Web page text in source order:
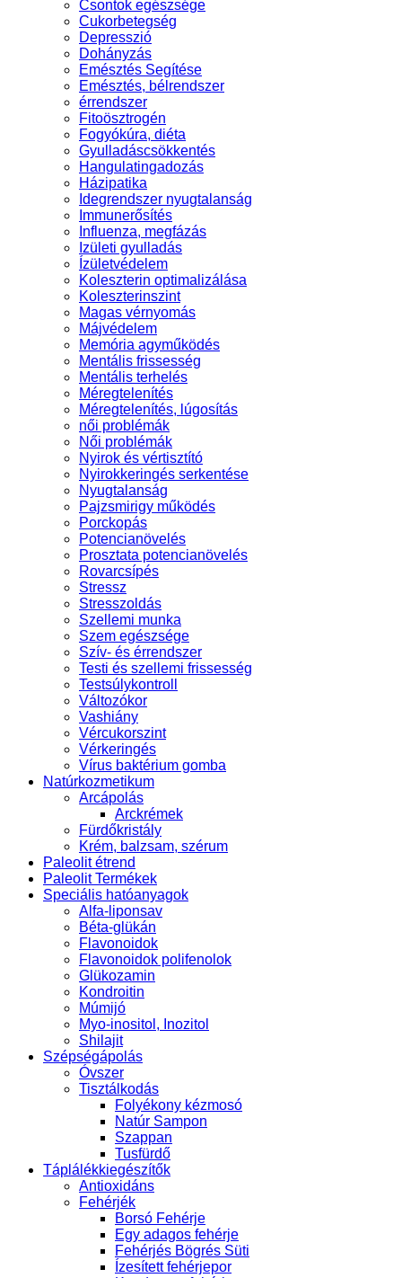
Csontok egészsége
Cukorbetegség
Depresszió
Dohányzás
Emésztés Segítése
Emésztés, bélrendszer
érrendszer
Fitoösztrogén
Fogyókúra, diéta
Gyulladáscsökkentés
Hangulatingadozás
Házipatika
Idegrendszer nyugtalanság
Immunerősítés
Influenza, megfázás
Izületi gyulladás
Ízületvédelem
Koleszterin optimalizálása
Koleszterinszint
Magas vérnyomás
Májvédelem
Memória agyműködés
Mentális frissesség
Mentális terhelés
Méregtelenítés
Méregtelenítés, lúgosítás
női problémák
Női problémák
Nyirok és vértisztító
Nyirokkeringés serkentése
Nyugtalanság
Pajzsmirigy működés
Porckopás
Potencianövelés
Prosztata potencianövelés
Rovarcsípés
Stressz
Stresszoldás
Szellemi munka
Szem egészsége
Szív- és érrendszer
Testi és szellemi frissesség
Testsúlykontroll
Változókor
Vashiány
Vércukorszint
Vérkeringés
Vírus baktérium gomba
Natúrkozmetikum
Arcápolás
Arckrémek
Fürdőkristály
Krém, balzsam, szérum
Paleolit étrend
Paleolit Termékek
Speciális hatóanyagok
Alfa-liponsav
Béta-glükán
Flavonoidok
Flavonoidok polifenolok
Glükozamin
Kondroitin
Múmijó
Myo-inositol, Inozitol
Shilajit
Szépségápolás
Óvszer
Tisztálkodás
Folyékony kézmosó
Natúr Sampon
Szappan
Tusfürdő
Táplálékkiegészítők
Antioxidáns
Fehérjék
Borsó Fehérje
Egy adagos fehérje
Fehérjés Bögrés Süti
Ízesített fehérjepor